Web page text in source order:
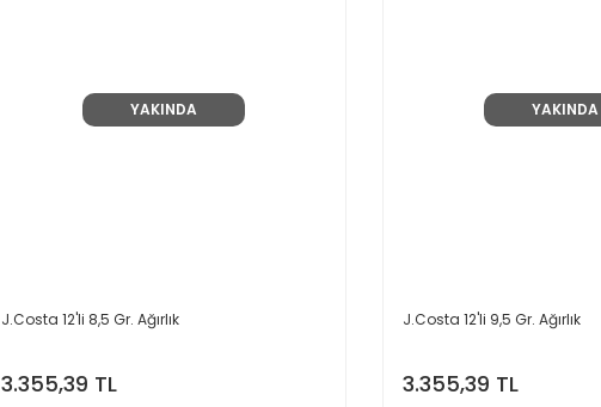
YAKINDA
J.Costa 12'li 8,5 Gr. Ağırlık
3.355,39 TL
YAKINDA
J.Costa 12'li 9,5 Gr. Ağırlık
3.355,39 TL